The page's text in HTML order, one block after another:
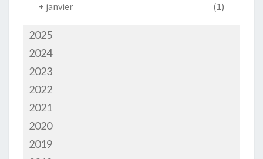
+ janvier (1)
2025
2024
2023
2022
2021
2020
2019